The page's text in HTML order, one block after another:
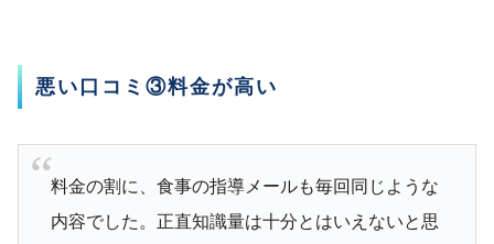
悪い口コミ③料金が高い
料金の割に、食事の指導メールも毎回同じような
内容でした。正直知識量は十分とはいえないと思